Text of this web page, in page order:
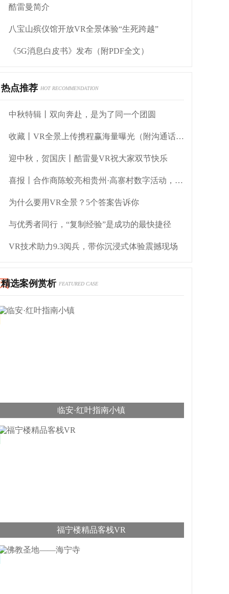
酷雷曼简介
八宝山殡仪馆开放VR全景体验“生死跨越”
《5G消息白皮书》发布（附PDF全文）
热点推荐 HOT RECOMMENDATION
中秋特辑丨双向奔赴，是为了同一个团圆
收藏丨VR全景上传携程赢海量曝光（附沟通话术）
迎中秋，贺国庆丨酷雷曼VR祝大家双节快乐
喜报丨合作商陈蛟亮相贵州·高寨村数字活动，酷雷曼助力资源破圈
为什么要用VR全景？5个答案告诉你
与优秀者同行，“复制经验”是成功的最快捷径
VR技术助力9.3阅兵，带你沉浸式体验震撼现场
精选案例赏析 FEATURED CASE
临安·红叶指南小镇
福宁楼精品客栈VR